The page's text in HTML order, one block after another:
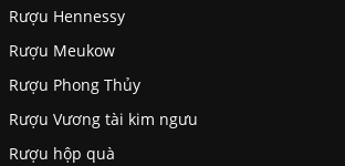
Rượu Hennessy
Rượu Meukow
Rượu Phong Thủy
Rượu Vương tài kim ngưu
Rượu hộp quà